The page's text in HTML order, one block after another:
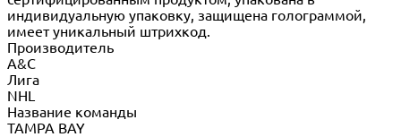
индивидуальную упаковку, защищена голограммой,
имеет уникальный штрихкод.
Производитель
A&C
Лига
NHL
Название команды
TAMPA BAY